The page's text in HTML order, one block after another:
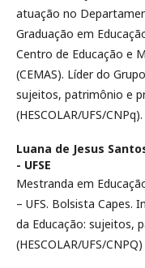
atuação no
Graduação em
Centro de Educação e
(CEMAS). Líder do
sujeitos, patrimônio e
(HESCOLAR/UFS/CNPq).
Luana de Jesus
- UFSE
Mestranda em
– UFS. Bolsista Capes.
da Educação: sujeitos,
(HESCOLAR/UFS/CNPQ)